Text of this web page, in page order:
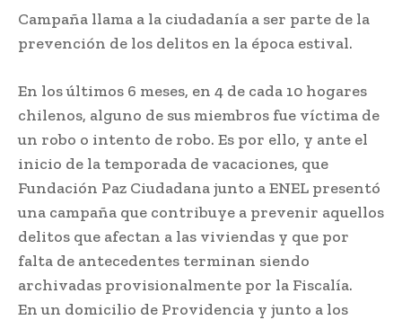
Campaña llama a la ciudadanía a ser parte de la
prevención de los delitos en la época estival.
En los últimos 6 meses, en 4 de cada 10 hogares
chilenos, alguno de sus miembros fue víctima de
un robo o intento de robo. Es por ello, y ante el
inicio de la temporada de vacaciones, que
Fundación Paz Ciudadana junto a ENEL presentó
una campaña que contribuye a prevenir aquellos
delitos que afectan a las viviendas y que por
falta de antecedentes terminan siendo
archivadas provisionalmente por la Fiscalía.
En un domicilio de Providencia y junto a los